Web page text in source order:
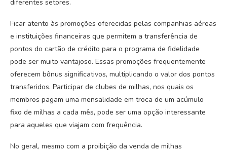
diferentes setores.
Ficar atento às promoções oferecidas pelas companhias aéreas
e instituições financeiras que permitem a transferência de
pontos do cartão de crédito para o programa de fidelidade
pode ser muito vantajoso. Essas promoções frequentemente
oferecem bônus significativos, multiplicando o valor dos pontos
transferidos. Participar de clubes de milhas, nos quais os
membros pagam uma mensalidade em troca de um acúmulo
fixo de milhas a cada mês, pode ser uma opção interessante
para aqueles que viajam com frequência.
No geral, mesmo com a proibição da venda de milhas